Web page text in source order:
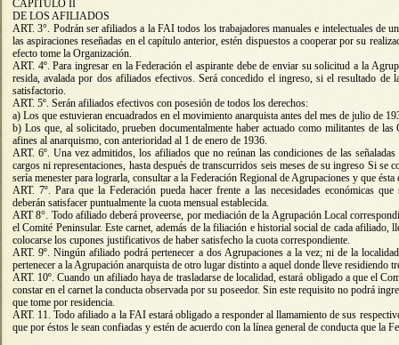
CAPÍTULO II
DE LOS AFILIADOS
ART. 3°. Podrán ser afiliados a la FAI todos los trabajadores manuales e intelectuales de
las aspiraciones reseñadas en el capítulo anterior, estén dispuestos a cooperar por su
efecto tome la Organización.
ART. 4º. Para ingresar en la Federación el aspirante debe de enviar su solicitud a la
resida, avalada por dos afiliados efectivos. Será concedido el ingreso, si el resultado de
satisfactorio.
ART. 5º. Serán afiliados efectivos con posesión de todos los derechos:
a) Los que estuvieran encuadrados en el movimiento anarquista antes del mes de julio de
b) Los que, al solicitado, prueben documentalmente haber actuado como militantes de las
afines al anarquismo, con anterioridad al 1 de enero de 1936.
ART. 6º. Una vez admitidos, los afiliados que no reúnan las condiciones de las
cargos ni representaciones, hasta después de transcurridos seis meses de su ingreso Si se
sería menester para lograrla, consultar a la Federación Regional de Agrupaciones y que
ART. 7º. Para que la Federación pueda hacer frente a las necesidades económicas
deberán satisfacer puntualmente la cuota mensual establecida.
ART 8°. Todo afiliado deberá proveerse, por mediación de la Agrupación Local
el Comité Peninsular. Este carnet, además de la filiación e historial social de cada afiliado,
colocarse los cupones justificativos de haber satisfecho la cuota correspondiente.
ART. 9º. Ningún afiliado podrá pertenecer a dos Agrupaciones a la vez; ni de la
pertenecer a la Agrupación anarquista de otro lugar distinto a aquel donde lleve residiendo
ART. 10º. Cuando un afiliado haya de trasladarse de localidad, estará obligado a que el
constar en el carnet la conducta observada por su poseedor. Sin este requisito no podrá
que tome por residencia.
ART. 11. Todo afiliado a la FAI estará obligado a responder al llamamiento de sus
que por éstos le sean confiadas y estén de acuerdo con la línea general de conducta que la